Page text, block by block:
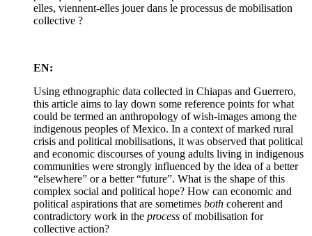
elles, viennent-elles jouer dans le processus de mobilisation
collective ?
EN:
Using ethnographic data collected in Chiapas and Guerrero,
this article aims to lay down some reference points for what
could be termed an anthropology of wish-images among the
indigenous peoples of Mexico. In a context of marked rural
crisis and political mobilisations, it was observed that political
and economic discourses of young adults living in indigenous
communities were strongly influenced by the idea of a better
“elsewhere” or a better “future”. What is the shape of this
complex social and political hope? How can economic and
political aspirations that are sometimes both coherent and
contradictory work in the process of mobilisation for
collective action?